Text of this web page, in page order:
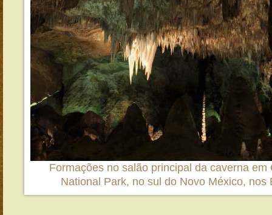
Formações no salão principal da caverna em
National Park, no sul do Novo México, nos